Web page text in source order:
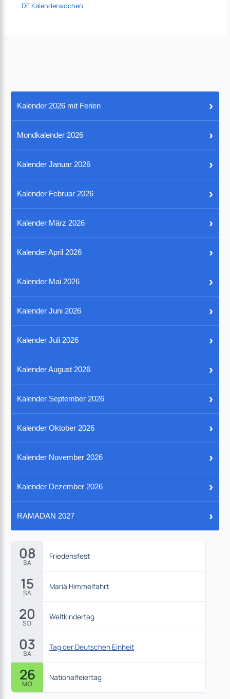
DE Kalenderwochen
Kalender 2026 mit Ferien ›
Mondkalender 2026 ›
Kalender Januar 2026 ›
Kalender Februar 2026 ›
Kalender März 2026 ›
Kalender April 2026 ›
Kalender Mai 2026 ›
Kalender Juni 2026 ›
Kalender Juli 2026 ›
Kalender August 2026 ›
Kalender September 2026 ›
Kalender Oktober 2026 ›
Kalender November 2026 ›
Kalender Dezember 2026 ›
RAMADAN 2027 ›
08
SA
Friedensfest
15
SA
Mariä Himmelfahrt
20
SO
Weltkindertag
03
SA
Tag der Deutschen Einheit
26
MO
Nationalfeiertag